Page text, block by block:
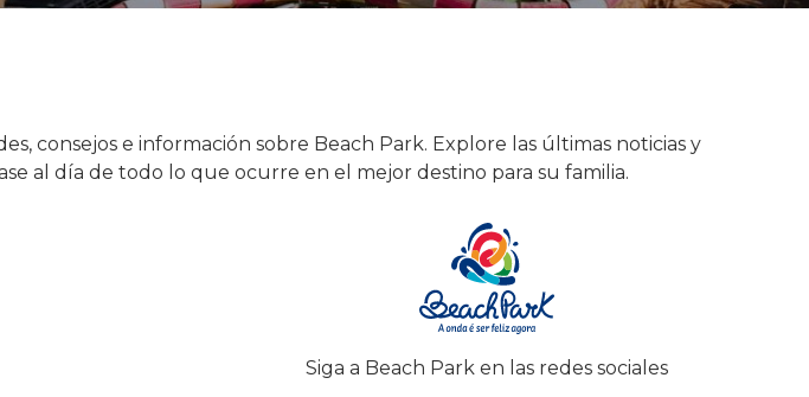
consejos e información sobre Beach Park. Explore las últimas noticias y
al día de todo lo que ocurre en el mejor destino para su familia.
Siga a Beach Park en las redes sociales